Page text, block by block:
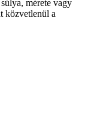
mérete vagy
közvetlenül a